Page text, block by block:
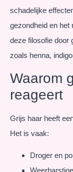
schadelijke
gezondheid en het
deze filosofie door
zoals henna,
Waarom
reageert
Grijs haar heeft
Het is vaak:
Droger en